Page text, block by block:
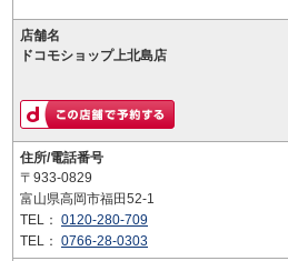
店舗名
ドコモショップ上北島店
住所/電話番号
〒933-0829
富山県高岡市福田52-1
TEL： 0120-280-709
TEL： 0766-28-0303